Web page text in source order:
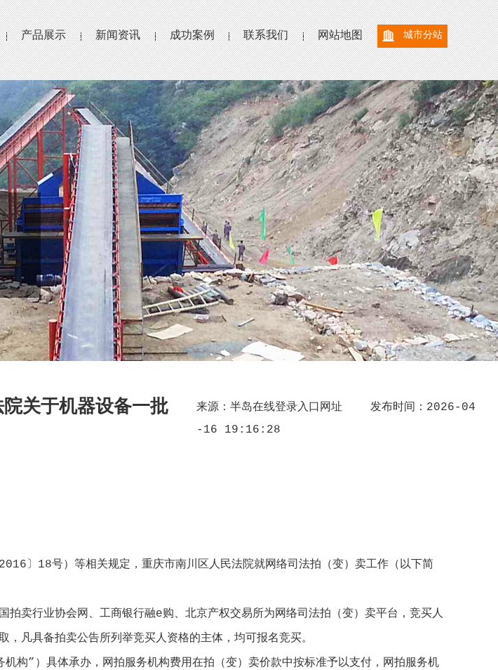
产品展示 新闻资讯 成功案例 联系我们 网站地图 城市分站
关于机器设备一批
来源：半岛在线登录入口网址 发布时间：2026-04
-16 19:16:28
〕18号）等相关规定，重庆市南川区人民法院就网络司法拍（变）卖工作（以下简
卖行业协会网、工商银行融e购、北京产权交易所为网络司法拍（变）卖平台，竞买人
凡具备拍卖公告所列举竞买人资格的主体，均可报名竞买。
”）具体承办，网拍服务机构费用在拍（变）卖价款中按标准予以支付，网拍服务机